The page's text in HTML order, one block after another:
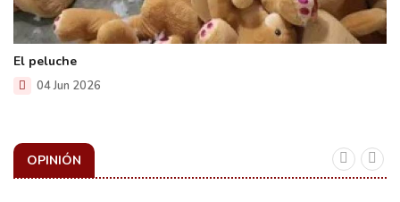
El peluche
04 Jun 2026
OPINIÓN